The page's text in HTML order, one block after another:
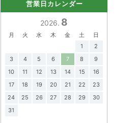
営業日カレンダー
2026. 8
月 火 水 木 金 土
日
1
2
3
4 5 6 7 8
9
10
11 12 13 14 15
16
17
18 19 20 21 22
23
24
25 26 27 28 29
30
31